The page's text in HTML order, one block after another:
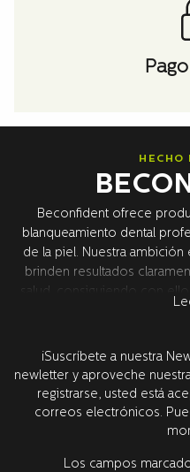
HECHO
Beconfident ofrece
blanqueamiento dental
de la piel. Nuestra
brinden resultados
salud, consiguiendo con
orientada a resultados.
lugar en Suecia, junto con
EE.UU, líderes en el
probados y
¡Suscríbete a nuestra
newletter y aproveche
registrarse, usted está
correos electrónicos.
Los campos